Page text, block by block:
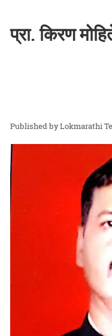
प्रा. किरण
Lokmarathi